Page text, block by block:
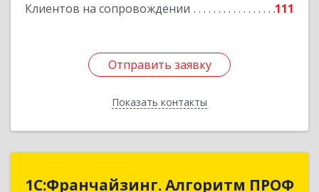
Клиентов на сопровождении 111
Отправить заявку
Показать контакты
Подробнее
Отправить заявку
Назад
1С:Франчайзинг. Алгоритм ПРОФ
1С:Франчайзинг. Алгоритм ПРОФ